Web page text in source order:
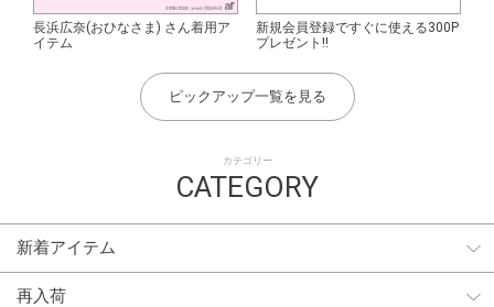
カテゴリー
CATEGORY
新着アイテム
再入荷
長浜広奈(おひなさま) さん着用ア
イテム
新規会員登録ですぐに使える300P
プレゼント!!
ピックアップ一覧を見る